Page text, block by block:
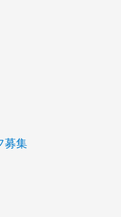
募集